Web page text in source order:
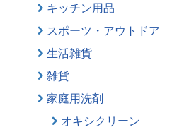
キッチン用品
スポーツ・アウトドア
生活雑貨
雑貨
家庭用洗剤
オキシクリーン